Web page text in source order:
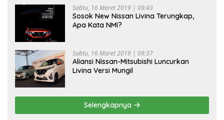
Sabtu, 16 Maret 2019 | 09:43
Sosok New Nissan Livina Terungkap,
Apa Kata NMI?
Sabtu, 16 Maret 2019 | 09:37
Aliansi Nissan-Mitsubishi Luncurkan
Livina Versi Mungil
Selengkapnya